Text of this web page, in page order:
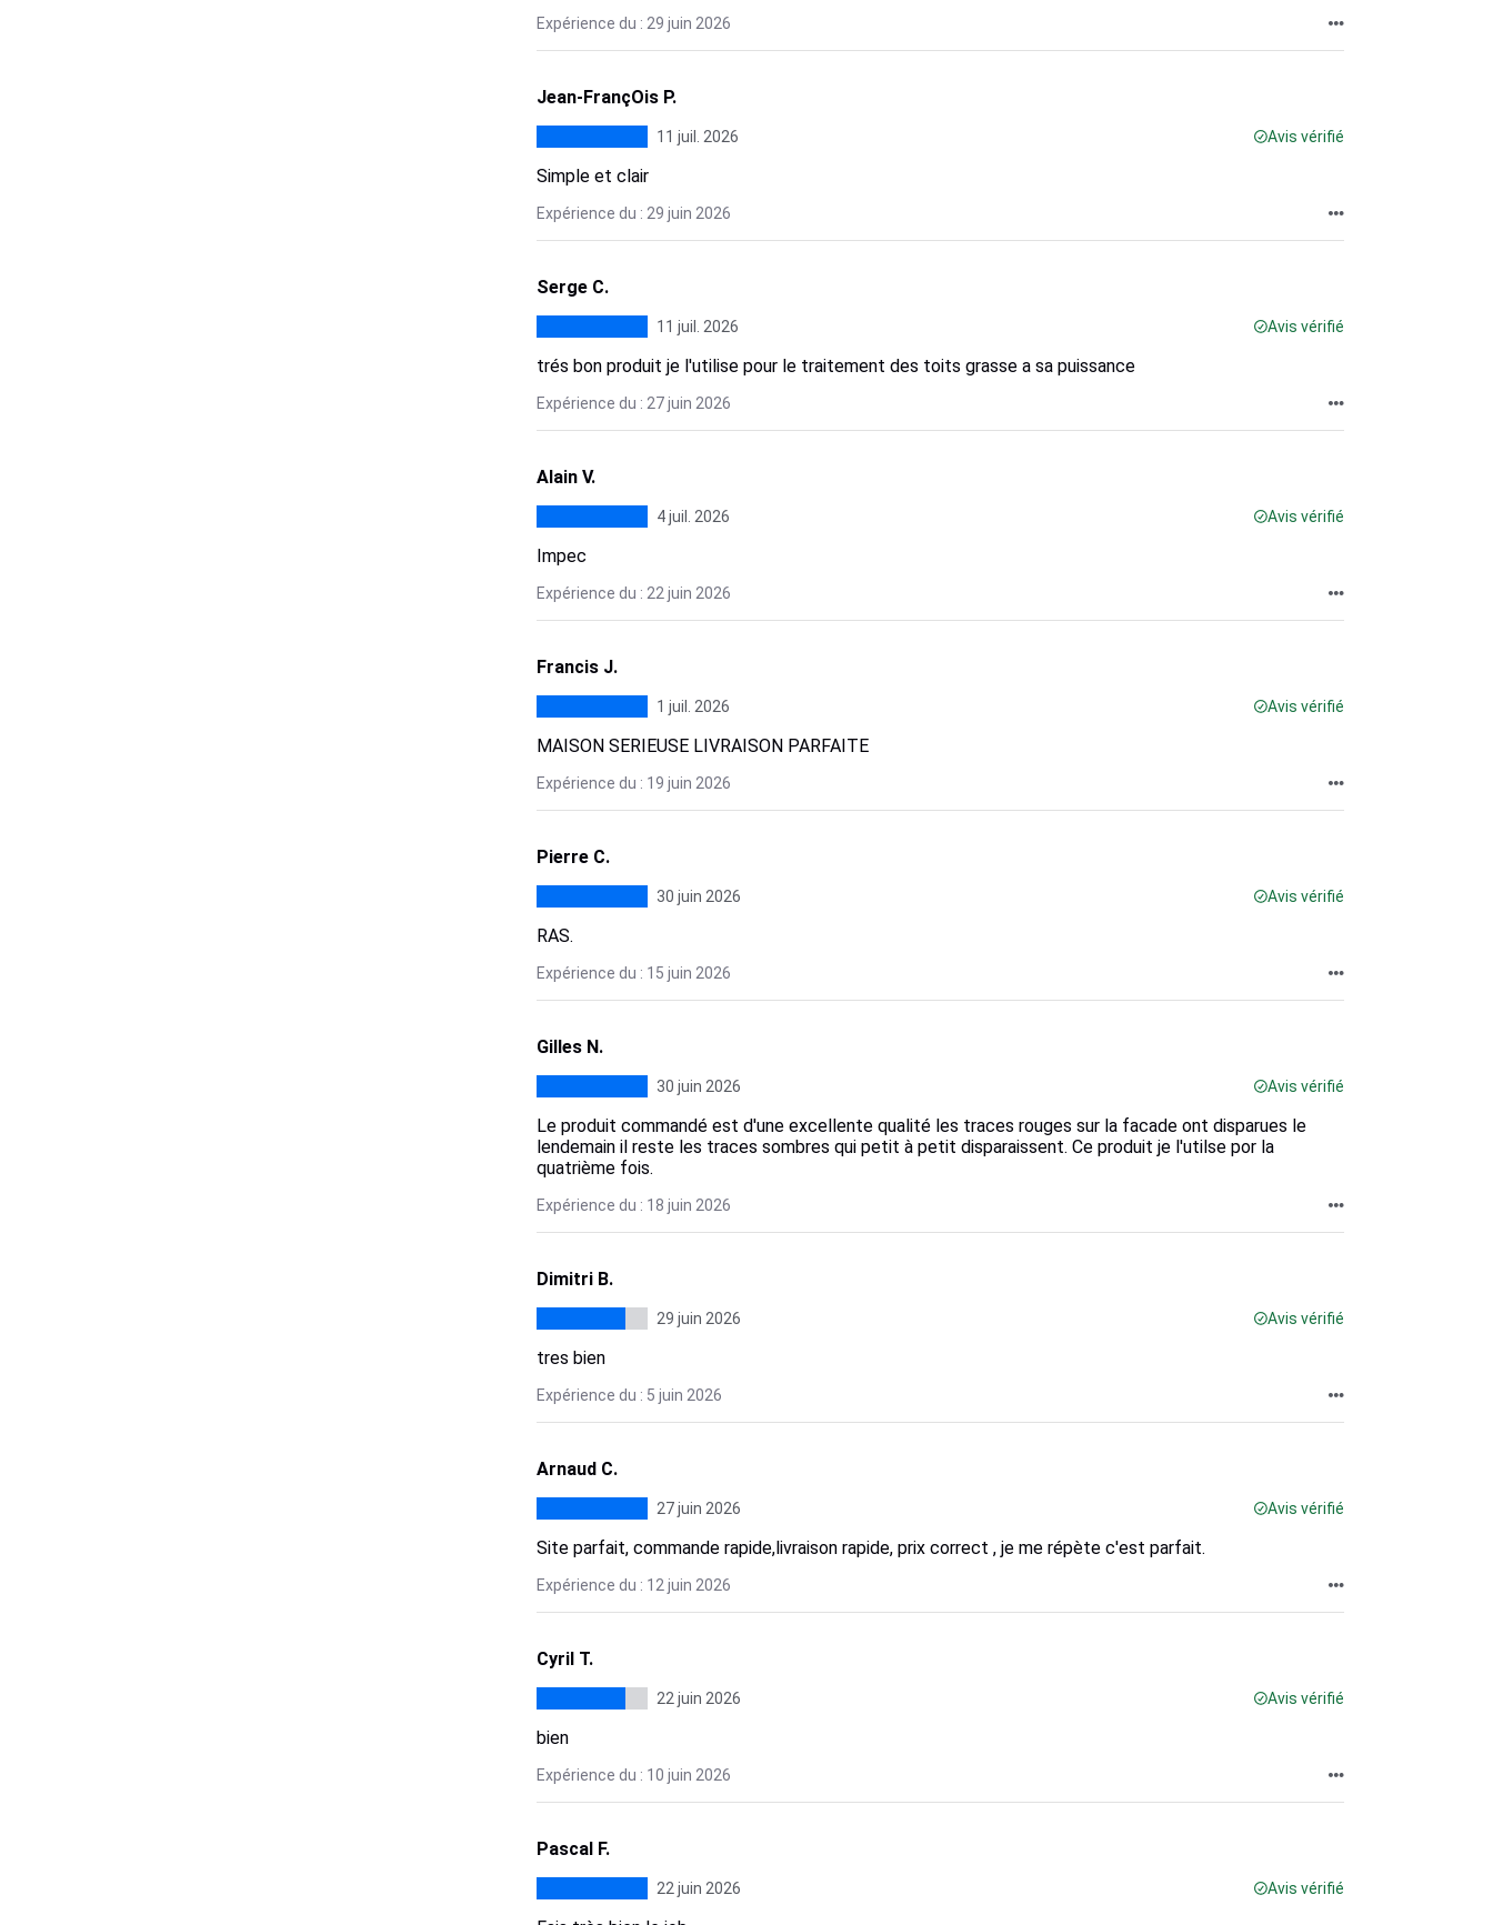
Expérience du : 29 juin 2026
Jean-FrançOis P.
11 juil. 2026 Avis vérifié
Simple et clair
Expérience du : 29 juin 2026
Serge C.
11 juil. 2026 Avis vérifié
trés bon produit je l'utilise pour le traitement des toits grasse a sa puissance
Expérience du : 27 juin 2026
Alain V.
4 juil. 2026 Avis vérifié
Impec
Expérience du : 22 juin 2026
Francis J.
1 juil. 2026 Avis vérifié
MAISON SERIEUSE LIVRAISON PARFAITE
Expérience du : 19 juin 2026
Pierre C.
30 juin 2026 Avis vérifié
RAS.
Expérience du : 15 juin 2026
Gilles N.
30 juin 2026 Avis vérifié
Le produit commandé est d'une excellente qualité les traces rouges sur la facade ont disparues le
lendemain il reste les traces sombres qui petit à petit disparaissent. Ce produit je l'utilse por la
quatrième fois.
Expérience du : 18 juin 2026
Dimitri B.
29 juin 2026 Avis vérifié
tres bien
Expérience du : 5 juin 2026
Arnaud C.
27 juin 2026 Avis vérifié
Site parfait, commande rapide,livraison rapide, prix correct , je me répète c'est parfait.
Expérience du : 12 juin 2026
Cyril T.
22 juin 2026 Avis vérifié
bien
Expérience du : 10 juin 2026
Pascal F.
22 juin 2026 Avis vérifié